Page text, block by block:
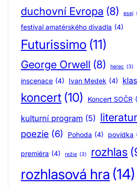
duchovní Evropa (8) esej
festival amatérského divadla (4)
Futurissimo (11)
George Orwell (8) herec (3)
inscenace (4) Ivan Medek (4)
koncert (10) Koncert SOČR
kulturní program (5)
poezie (6) Pohoda (4) povídka
premiéra (4) režie (3) rozhlas
rozhlasová hra (14)